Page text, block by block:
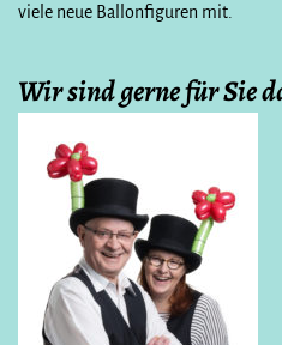
viele neue Ballonfiguren mit.
Wir sind gerne für Sie